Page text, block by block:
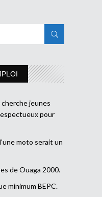
cherche jeunes
pour
moto serait un
de Ouaga 2000.
minimum BEPC.